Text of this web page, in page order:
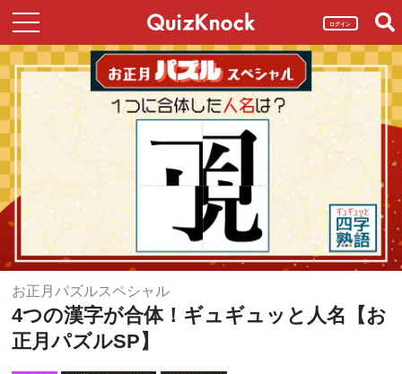
ログイン
お正月パズルスペシャル
4つの漢字が合体！ギュギュッと人名【お
正月パズルSP】